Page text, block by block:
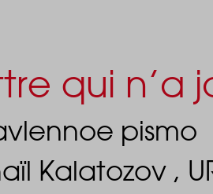
qui n’a
pismo
Kalatozov ,